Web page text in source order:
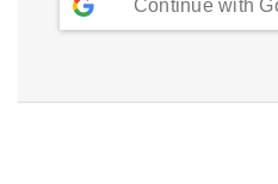
Continue with